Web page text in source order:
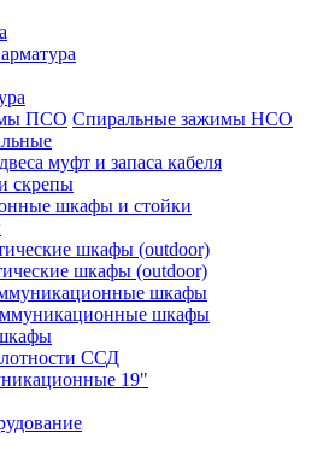
ПСО Спиральные зажимы НСО
муфт и запаса кабеля
скрепы
шкафы и стойки
шкафы (outdoor)
шкафы (outdoor)
шкафы
шкафы
ССД
19"